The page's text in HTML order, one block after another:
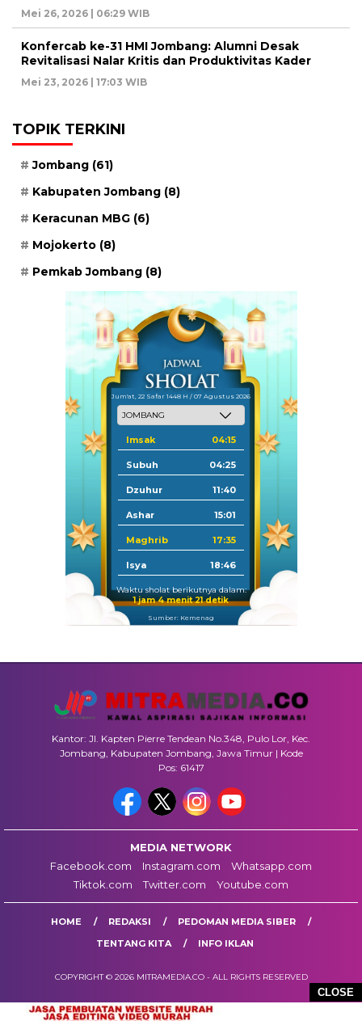
CLOSE
Mei 26, 2026 | 06:29 WIB
Konfercab ke-31 HMI Jombang: Alumni Desak
Revitalisasi Nalar Kritis dan Produktivitas Kader
Mei 23, 2026 | 17:03 WIB
TOPIK TERKINI
Jombang (61)
Kabupaten Jombang (8)
Keracunan MBG (6)
Mojokerto (8)
Pemkab Jombang (8)
Jum'at, 22 Safar 1448 H / 07 Agustus 2026
Imsak 04:15
Subuh 04:25
Dzuhur 11:40
Ashar 15:01
Maghrib 17:35
Isya 18:46
Waktu sholat berikutnya dalam:
1 jam 4 menit 21 detik
Sumber: Kemenag
Kantor: Jl. Kapten Pierre Tendean No.348, Pulo Lor, Kec.
Jombang, Kabupaten Jombang, Jawa Timur | Kode
Pos: 61417
MEDIA NETWORK
Facebook.com
Instagram.com
Whatsapp.com
Tiktok.com
Twitter.com Youtube.com
HOME REDAKSI
PEDOMAN MEDIA SIBER
TENTANG KITA
INFO IKLAN
COPYRIGHT © 2026 MITRAMEDIA.CO - ALL RIGHTS RESERVED